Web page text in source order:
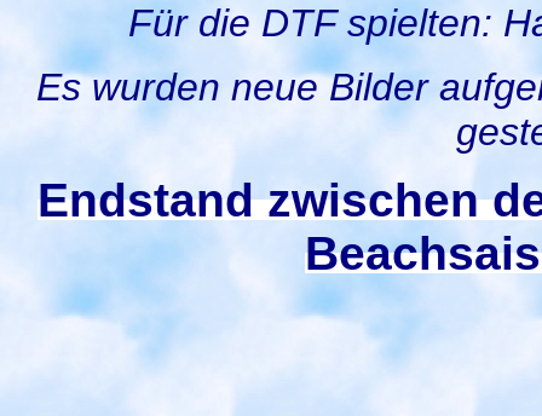
Für die DTF spielten:
Es wurden neue Bilder
Endstand zwischen